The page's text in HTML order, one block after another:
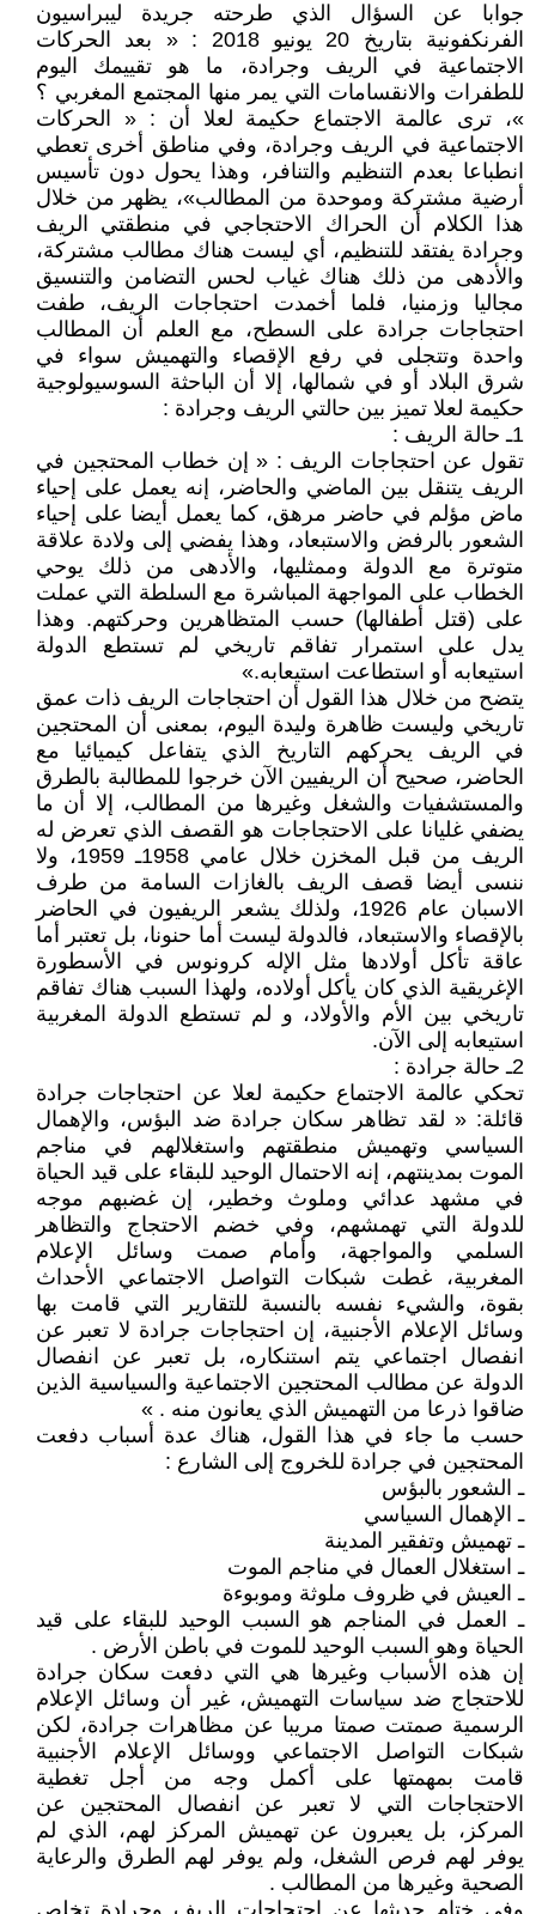
جوابا عن السؤال الذي طرحته جريدة ليبراسيون
الفرنكفونية بتاريخ 20 يونيو 2018 : « بعد الحركات
الاجتماعية في الريف وجرادة، ما هو تقييمك اليوم
للطفرات والانقسامات التي يمر منها المجتمع المغربي ؟
»، ترى عالمة الاجتماع حكيمة لعلا أن : « الحركات
الاجتماعية في الريف وجرادة، وفي مناطق أخرى تعطي
انطباعا بعدم التنظيم والتنافر، وهذا يحول دون تأسيس
أرضية مشتركة وموحدة من المطالب»، يظهر من خلال
هذا الكلام أن الحراك الاحتجاجي في منطقتي الريف
وجرادة يفتقد للتنظيم، أي ليست هناك مطالب مشتركة،
والأدهى من ذلك هناك غياب لحس التضامن والتنسيق
مجاليا وزمنيا، فلما أخمدت احتجاجات الريف، طفت
احتجاجات جرادة على السطح، مع العلم أن المطالب
واحدة وتتجلى في رفع الإقصاء والتهميش سواء في
شرق البلاد أو في شمالها، إلا أن الباحثة السوسيولوجية
حكيمة لعلا تميز بين حالتي الريف وجرادة :
1ـ حالة الريف :
تقول عن احتجاجات الريف : « إن خطاب المحتجين في
الريف يتنقل بين الماضي والحاضر، إنه يعمل على إحياء
ماض مؤلم في حاضر مرهق، كما يعمل أيضا على إحياء
الشعور بالرفض والاستبعاد، وهذا يفضي إلى ولادة علاقة
متوترة مع الدولة وممثليها، والأدهى من ذلك يوحي
الخطاب على المواجهة المباشرة مع السلطة التي عملت
على (قتل أطفالها) حسب المتظاهرين وحركتهم. وهذا
يدل على استمرار تفاقم تاريخي لم تستطع الدولة
استيعابه أو استطاعت استيعابه.»
يتضح من خلال هذا القول أن احتجاجات الريف ذات عمق
تاريخي وليست ظاهرة وليدة اليوم، بمعنى أن المحتجين
في الريف يحركهم التاريخ الذي يتفاعل كيميائيا مع
الحاضر، صحيح أن الريفيين الآن خرجوا للمطالبة بالطرق
والمستشفيات والشغل وغيرها من المطالب، إلا أن ما
يضفي غليانا على الاحتجاجات هو القصف الذي تعرض له
الريف من قبل المخزن خلال عامي 1958ـ 1959، ولا
ننسى أيضا قصف الريف بالغازات السامة من طرف
الاسبان عام 1926، ولذلك يشعر الريفيون في الحاضر
بالإقصاء والاستبعاد، فالدولة ليست أما حنونا، بل تعتبر أما
عاقة تأكل أولادها مثل الإله كرونوس في الأسطورة
الإغريقية الذي كان يأكل أولاده، ولهذا السبب هناك تفاقم
تاريخي بين الأم والأولاد، و لم تستطع الدولة المغربية
استيعابه إلى الآن.
2ـ حالة جرادة :
تحكي عالمة الاجتماع حكيمة لعلا عن احتجاجات جرادة
قائلة: « لقد تظاهر سكان جرادة ضد البؤس، والإهمال
السياسي وتهميش منطقتهم واستغلالهم في مناجم
الموت بمدينتهم، إنه الاحتمال الوحيد للبقاء على قيد الحياة
في مشهد عدائي وملوث وخطير، إن غضبهم موجه
للدولة التي تهمشهم، وفي خضم الاحتجاج والتظاهر
السلمي والمواجهة، وأمام صمت وسائل الإعلام
المغربية، غطت شبكات التواصل الاجتماعي الأحداث
بقوة، والشيء نفسه بالنسبة للتقارير التي قامت بها
وسائل الإعلام الأجنبية، إن احتجاجات جرادة لا تعبر عن
انفصال اجتماعي يتم استنكاره، بل تعبر عن انفصال
الدولة عن مطالب المحتجين الاجتماعية والسياسية الذين
ضاقوا ذرعا من التهميش الذي يعانون منه . »
حسب ما جاء في هذا القول، هناك عدة أسباب دفعت
المحتجين في جرادة للخروج إلى الشارع :
ـ الشعور بالبؤس
ـ الإهمال السياسي
ـ تهميش وتفقير المدينة
ـ استغلال العمال في مناجم الموت
ـ العيش في ظروف ملوثة وموبوءة
ـ العمل في المناجم هو السبب الوحيد للبقاء على قيد
الحياة وهو السبب الوحيد للموت في باطن الأرض .
إن هذه الأسباب وغيرها هي التي دفعت سكان جرادة
للاحتجاج ضد سياسات التهميش، غير أن وسائل الإعلام
الرسمية صمتت صمتا مريبا عن مظاهرات جرادة، لكن
شبكات التواصل الاجتماعي ووسائل الإعلام الأجنبية
قامت بمهمتها على أكمل وجه من أجل تغطية
الاحتجاجات التي لا تعبر عن انفصال المحتجين عن
المركز، بل يعبرون عن تهميش المركز لهم، الذي لم
يوفر لهم فرص الشغل، ولم يوفر لهم الطرق والرعاية
الصحية وغيرها من المطالب .